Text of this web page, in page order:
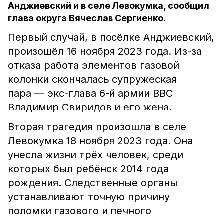
Анджиевский и в селе Левокумка, сообщил
глава округа Вячеслав Сергиенко.
Первый случай, в посёлке Анджиевский,
произошёл 16 ноября 2023 года. Из-за
отказа работа элементов газовой
колонки скончалась супружеская
пара — экс-глава 6-й армии ВВС
Владимир Свиридов и его жена.
Вторая трагедия произошла в селе
Левокумка 18 ноября 2023 года. Она
унесла жизни трёх человек, среди
которых был ребёнок 2014 года
рождения. Следственные органы
устанавливают точную причину
поломки газового и печного